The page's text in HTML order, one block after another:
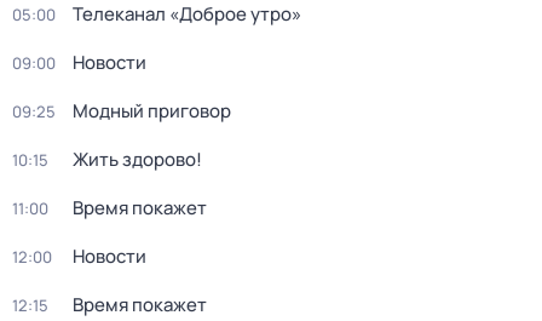
05:00 Телеканал «Доброе утро»
09:00 Новости
09:25 Модный приговор
10:15 Жить здорово!
11:00 Время покажет
12:00 Новости
12:15 Время покажет